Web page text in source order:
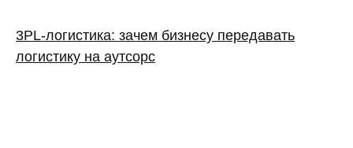
3PL‑логистика: зачем бизнесу передавать
логистику на аутсорс